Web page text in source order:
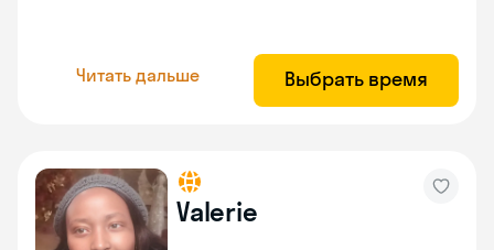
Читать дальше Выбрать время
Valerie